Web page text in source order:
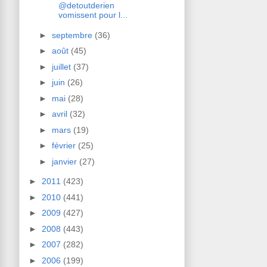
@detoutderien
vomissent pour l...
► septembre (36)
► août (45)
► juillet (37)
► juin (26)
► mai (28)
► avril (32)
► mars (19)
► février (25)
► janvier (27)
► 2011 (423)
► 2010 (441)
► 2009 (427)
► 2008 (443)
► 2007 (282)
► 2006 (199)